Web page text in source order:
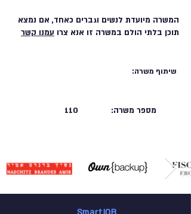
המשרה מיועדת לנשים וגברים כאחד, אם נמצא
תוכן בלתי הולם במשרה זו אנא צרו עמנו קשר
שיתוף משרה:
110 מספר משרה: